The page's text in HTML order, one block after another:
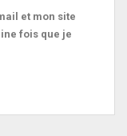
et mon site
fois que je